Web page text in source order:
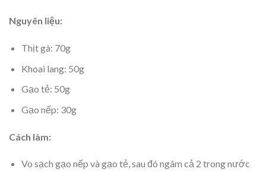
Nguyên liệu:
Thịt gà: 70g
Khoai lang: 50g
Gạo tẻ: 50g
Gạo nếp: 30g
Cách làm:
Vo sạch gạo nếp và gạo tẻ, sau đó ngâm cả 2 trong nước